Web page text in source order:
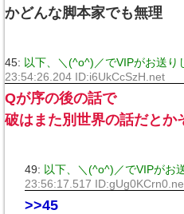
かどんな脚本家でも無理
45: 以下、＼(^o^)／でVIPがお送り
23:54:26.204 ID:i6UkCcSzH.net
Qが序の後の話で
破はまた別世界の話だとか
49: 以下、＼(^o^)／でVIPがお
23:56:17.517
>>45